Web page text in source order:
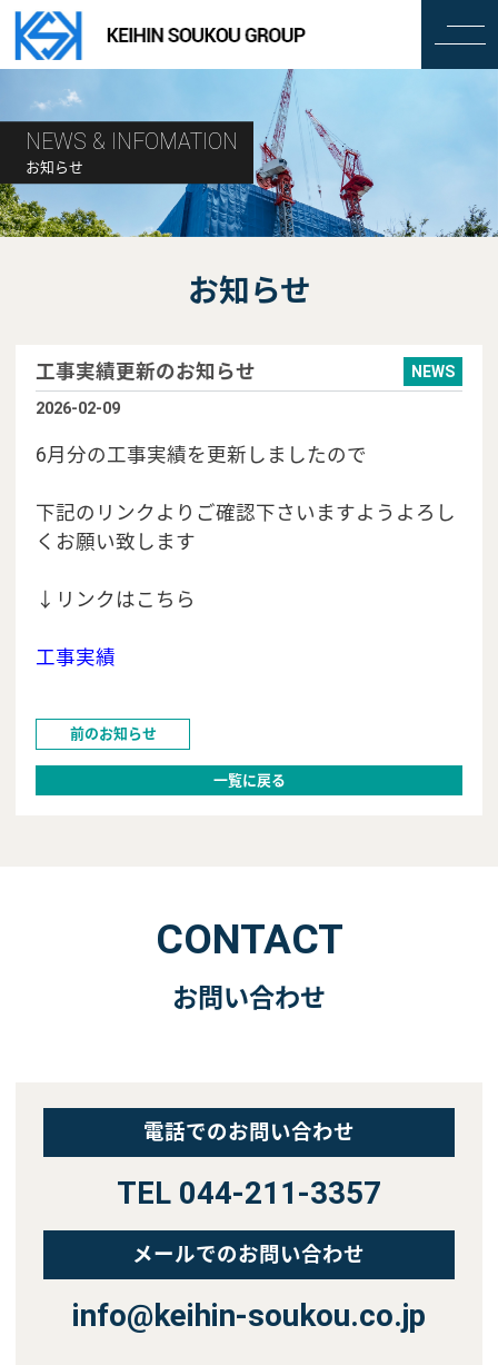
NEWS & INFOMATION
お知らせ
お知らせ
工事実績更新のお知らせ NEWS
2026-02-09
6月分の工事実績を更新しましたので
下記のリンクよりご確認下さいますようよろし
くお願い致します
↓リンクはこちら
工事実績
前のお知らせ
一覧に戻る
CONTACT
お問い合わせ
電話でのお問い合わせ
TEL 044-211-3357
メールでのお問い合わせ
info@keihin-soukou.co.jp